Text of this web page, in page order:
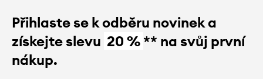
Přihlaste se k odběru novinek a
získejte slevu 20 %** na svůj první
nákup.